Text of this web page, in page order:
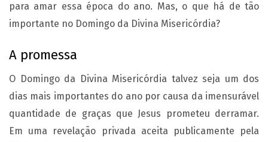
para amar essa época do ano. Mas, o que há de tão
importante no Domingo da Divina Misericórdia?
A promessa
O Domingo da Divina Misericórdia talvez seja um dos
dias mais importantes do ano por causa da imensurável
quantidade de graças que Jesus prometeu derramar.
Em uma revelação privada aceita publicamente pela